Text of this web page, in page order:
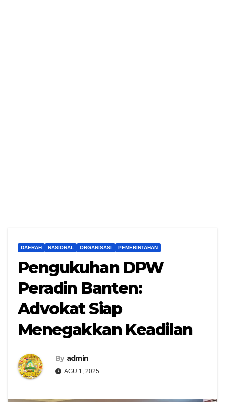
DAERAH NASIONAL ORGANISASI PEMERINTAHAN
Pengukuhan DPW
Peradin Banten:
Advokat Siap
Menegakkan Keadilan
By admin
AGU 1, 2025